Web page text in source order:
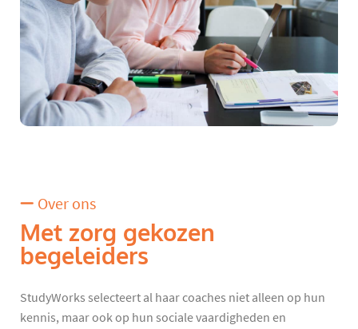
Over ons
Met zorg gekozen
begeleiders
StudyWorks selecteert al haar coaches niet alleen op hun
kennis, maar ook op hun sociale vaardigheden en